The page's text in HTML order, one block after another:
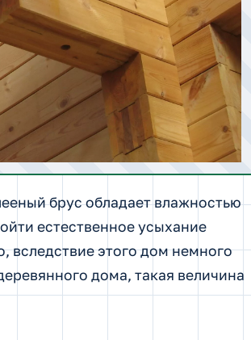
брус обладает влажностью
естественное усыхание
этого дом немного
дома, такая величина